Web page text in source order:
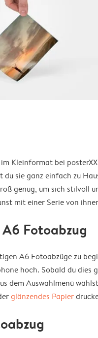
Kleinformat bei
du sie ganz einfach zu
genug, um sich stilvoll
mit einer Serie von
Fotoabzug
A6 Fotoabzüge zu
hoch. Sobald du dies
dem Auswahlmenü
glänzendes Papier